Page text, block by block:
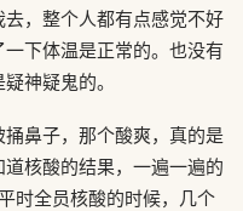
，整个人都有点感觉不好
下体温是正常的。也没有
神疑鬼的。
鼻子，那个酸爽，真的是
核酸的结果，一遍一遍的
时全员核酸的时候，几个